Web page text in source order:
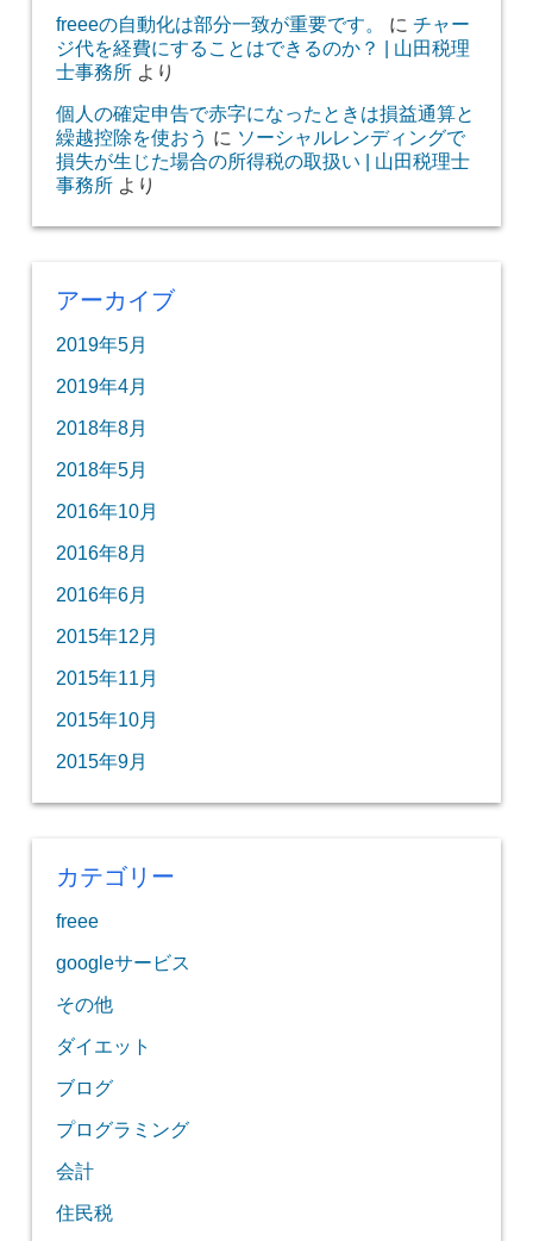
freeeの自動化は部分一致が重要です。
に チャー
ジ代を経費にすることはできるのか？ | 山田税理
士事務所より
個人の確定申告で赤字になったときは損益通算と
繰越控除を使おう に ソーシャルレンディングで
損失が生じた場合の所得税の取扱い | 山田税理士
事務所より
アーカイブ
2019年5月
2019年4月
2018年8月
2018年5月
2016年10月
2016年8月
2016年6月
2015年12月
2015年11月
2015年10月
2015年9月
カテゴリー
freee
googleサービス
その他
ダイエット
ブログ
プログラミング
会計
住民税